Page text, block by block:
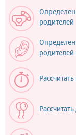
родителей
родителей